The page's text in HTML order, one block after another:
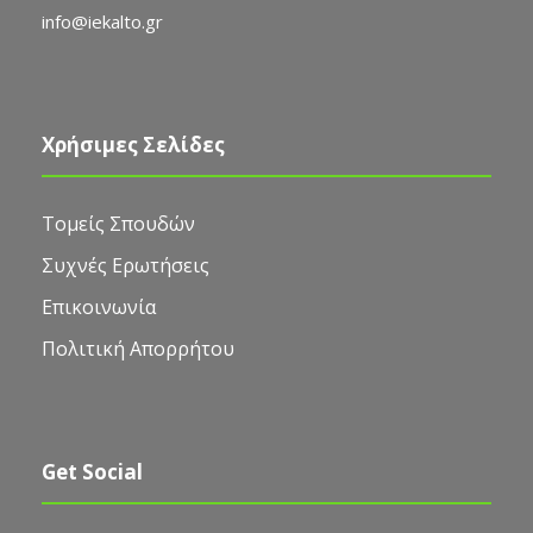
info@iekalto.gr
Χρήσιμες Σελίδες
Τομείς Σπουδών
Συχνές Ερωτήσεις
Επικοινωνία
Πολιτική Απορρήτου
Get Social